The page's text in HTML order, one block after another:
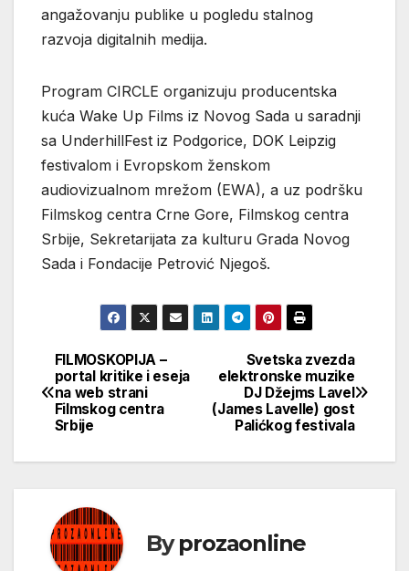
angažovanju publike u pogledu stalnog
razvoja digitalnih medija.
Program CIRCLE organizuju producentska
kuća Wake Up Films iz Novog Sada u saradnji
sa UnderhillFest iz Podgorice, DOK Leipzig
festivalom i Evropskom ženskom
audiovizualnom mrežom (EWA), a uz podršku
Filmskog centra Crne Gore, Filmskog centra
Srbije, Sekretarijata za kulturu Grada Novog
Sada i Fondacije Petrović Njegoš.
Кретање
чланка
Svetska zvezda
elektronske muzike
DJ Džejms Lavel
(James Lavelle) gost
Palićkog festivala
FILMOSKOPIJA –
portal kritike i eseja
na web strani
Filmskog centra
Srbije
Byprozaonline